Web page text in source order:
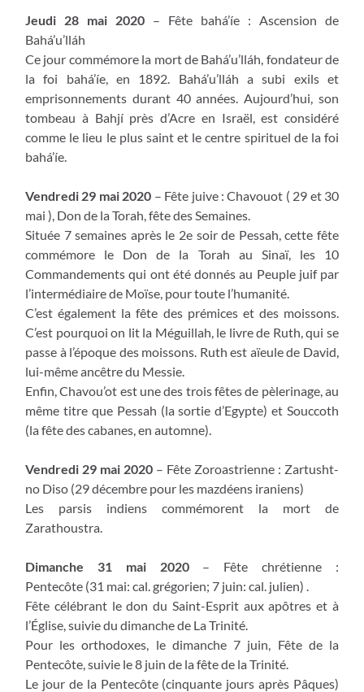
Jeudi 28 mai 2020 – Fête bahá’íe : Ascension de
Bahá’u’lláh
Ce jour commémore la mort de Bahá’u’lláh, fondateur de
la foi bahá’íe, en 1892. Bahá’u’lláh a subi exils et
emprisonnements durant 40 années. Aujourd’hui, son
tombeau à Bahjí près d’Acre en Israël, est considéré
comme le lieu le plus saint et le centre spirituel de la foi
bahá’íe.
Vendredi 29 mai 2020 – Fête juive : Chavouot ( 29 et 30
mai ), Don de la Torah, fête des Semaines.
Située 7 semaines après le 2e soir de Pessah, cette fête
commémore le Don de la Torah au Sinaï, les 10
Commandements qui ont été donnés au Peuple juif par
l’intermédiaire de Moïse, pour toute l’humanité.
C’est également la fête des prémices et des moissons.
C’est pourquoi on lit la Méguillah, le livre de Ruth, qui se
passe à l’époque des moissons. Ruth est aïeule de David,
lui-même ancêtre du Messie.
Enfin, Chavou’ot est une des trois fêtes de pèlerinage, au
même titre que Pessah (la sortie d’Egypte) et Souccoth
(la fête des cabanes, en automne).
Vendredi 29 mai 2020 – Fête Zoroastrienne : Zartusht-
no Diso (29 décembre pour les mazdéens iraniens)
Les parsis indiens commémorent la mort de
Zarathoustra.
Dimanche 31 mai 2020– Fête chrétienne :
Pentecôte (31 mai: cal. grégorien; 7 juin: cal. julien) .
Fête célébrant le don du Saint-Esprit aux apôtres et à
l’Église, suivie du dimanche de La Trinité.
Pour les orthodoxes, le dimanche 7 juin, Fête de la
Pentecôte, suivie le 8 juin de la fête de la Trinité.
Le jour de la Pentecôte (cinquante jours après Pâques)